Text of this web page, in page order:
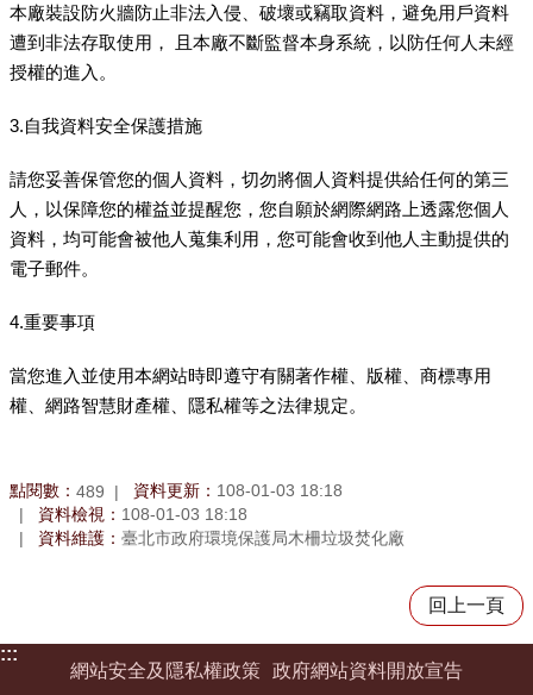
本廠裝設防火牆防止非法入侵、破壞或竊取資料，避免用戶資料
遭到非法存取使用， 且本廠不斷監督本身系統，以防任何人未經
授權的進入。
3.自我資料安全保護措施
請您妥善保管您的個人資料，切勿將個人資料提供給任何的第三
人，以保障您的權益並提醒您，您自願於網際網路上透露您個人
資料，均可能會被他人蒐集利用，您可能會收到他人主動提供的
電子郵件。
4.重要事項
當您進入並使用本網站時即遵守有關著作權、版權、商標專用
權、網路智慧財產權、隱私權等之法律規定。
點閱數： 489 資料更新： 108-01-03 18:18
資料檢視： 108-01-03 18:18
資料維護： 臺北市政府環境保護局木柵垃圾焚化廠
回上一頁
:::
網站安全及隱私權政策 政府網站資料開放宣告